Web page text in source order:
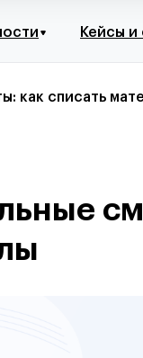
Кейсы и
как списать